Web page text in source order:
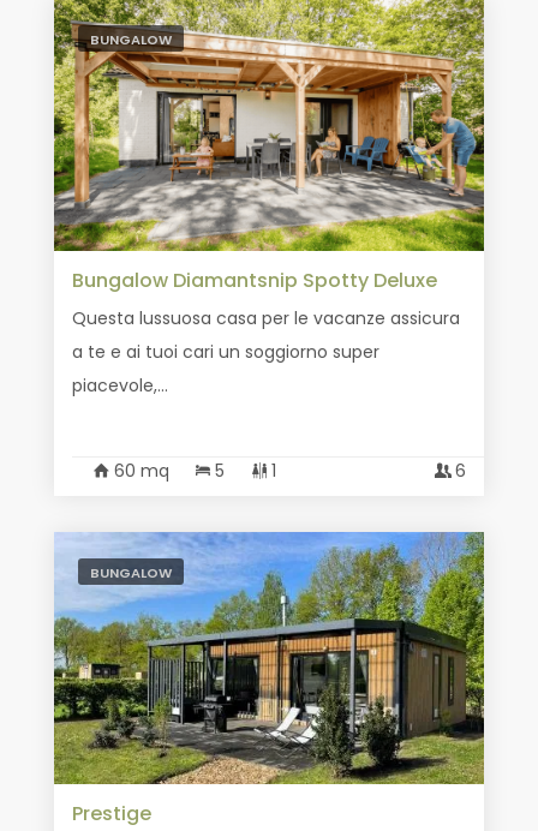
BUNGALOW
Bungalow Diamantsnip Spotty Deluxe
Questa lussuosa casa per le vacanze assicura
a te e ai tuoi cari un soggiorno super
piacevole,...
60 mq 5 1 6
BUNGALOW
Prestige